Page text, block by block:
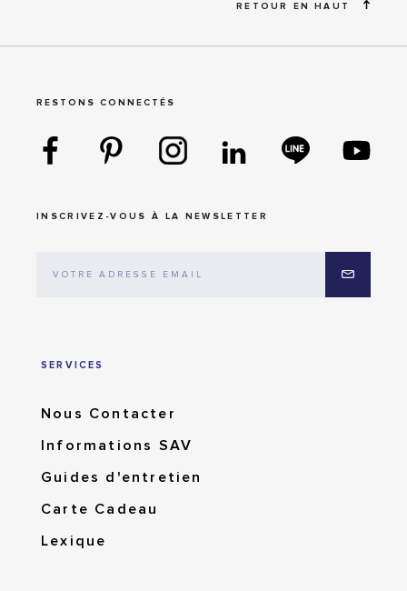
RETOUR EN HAUT
RESTONS CONNECTÉS
INSCRIVEZ-VOUS À LA NEWSLETTER
SERVICES
Nous Contacter
Informations SAV
Guides d'entretien
Carte Cadeau
Lexique